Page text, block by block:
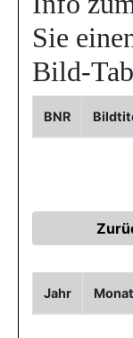
Sie
Bild-
BNR
Jahr Monat